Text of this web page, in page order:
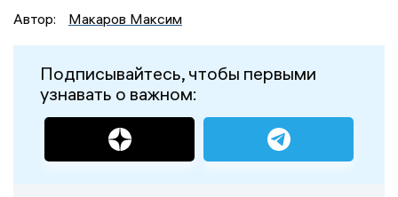
Автор:
Макаров Максим
Подписывайтесь, чтобы первыми
узнавать о важном: